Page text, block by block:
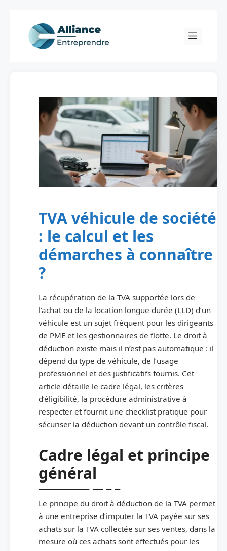
content
Menu
TVA véhicule de société
: le calcul et les
démarches à connaître
?
La récupération de la TVA supportée lors de
l’achat ou de la location longue durée (LLD) d’un
véhicule est un sujet fréquent pour les dirigeants
de PME et les gestionnaires de flotte. Le droit à
déduction existe mais il n’est pas automatique : il
dépend du type de véhicule, de l’usage
professionnel et des justificatifs fournis. Cet
article détaille le cadre légal, les critères
d’éligibilité, la procédure administrative à
respecter et fournit une checklist pratique pour
sécuriser la déduction devant un contrôle fiscal.
Cadre légal et principe
général
Le principe du droit à déduction de la TVA permet
à une entreprise d’imputer la TVA payée sur ses
achats sur la TVA collectée sur ses ventes, dans la
mesure où ces achats sont effectués pour les